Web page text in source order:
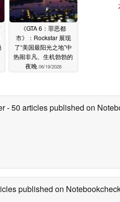
《GTA 6：罪恶都
市》：Rockstar 展现
了“美国最阳光之地”中
热闹非凡、生机勃勃的
夜晚 06/19/2026
- 50 articles published on
published on